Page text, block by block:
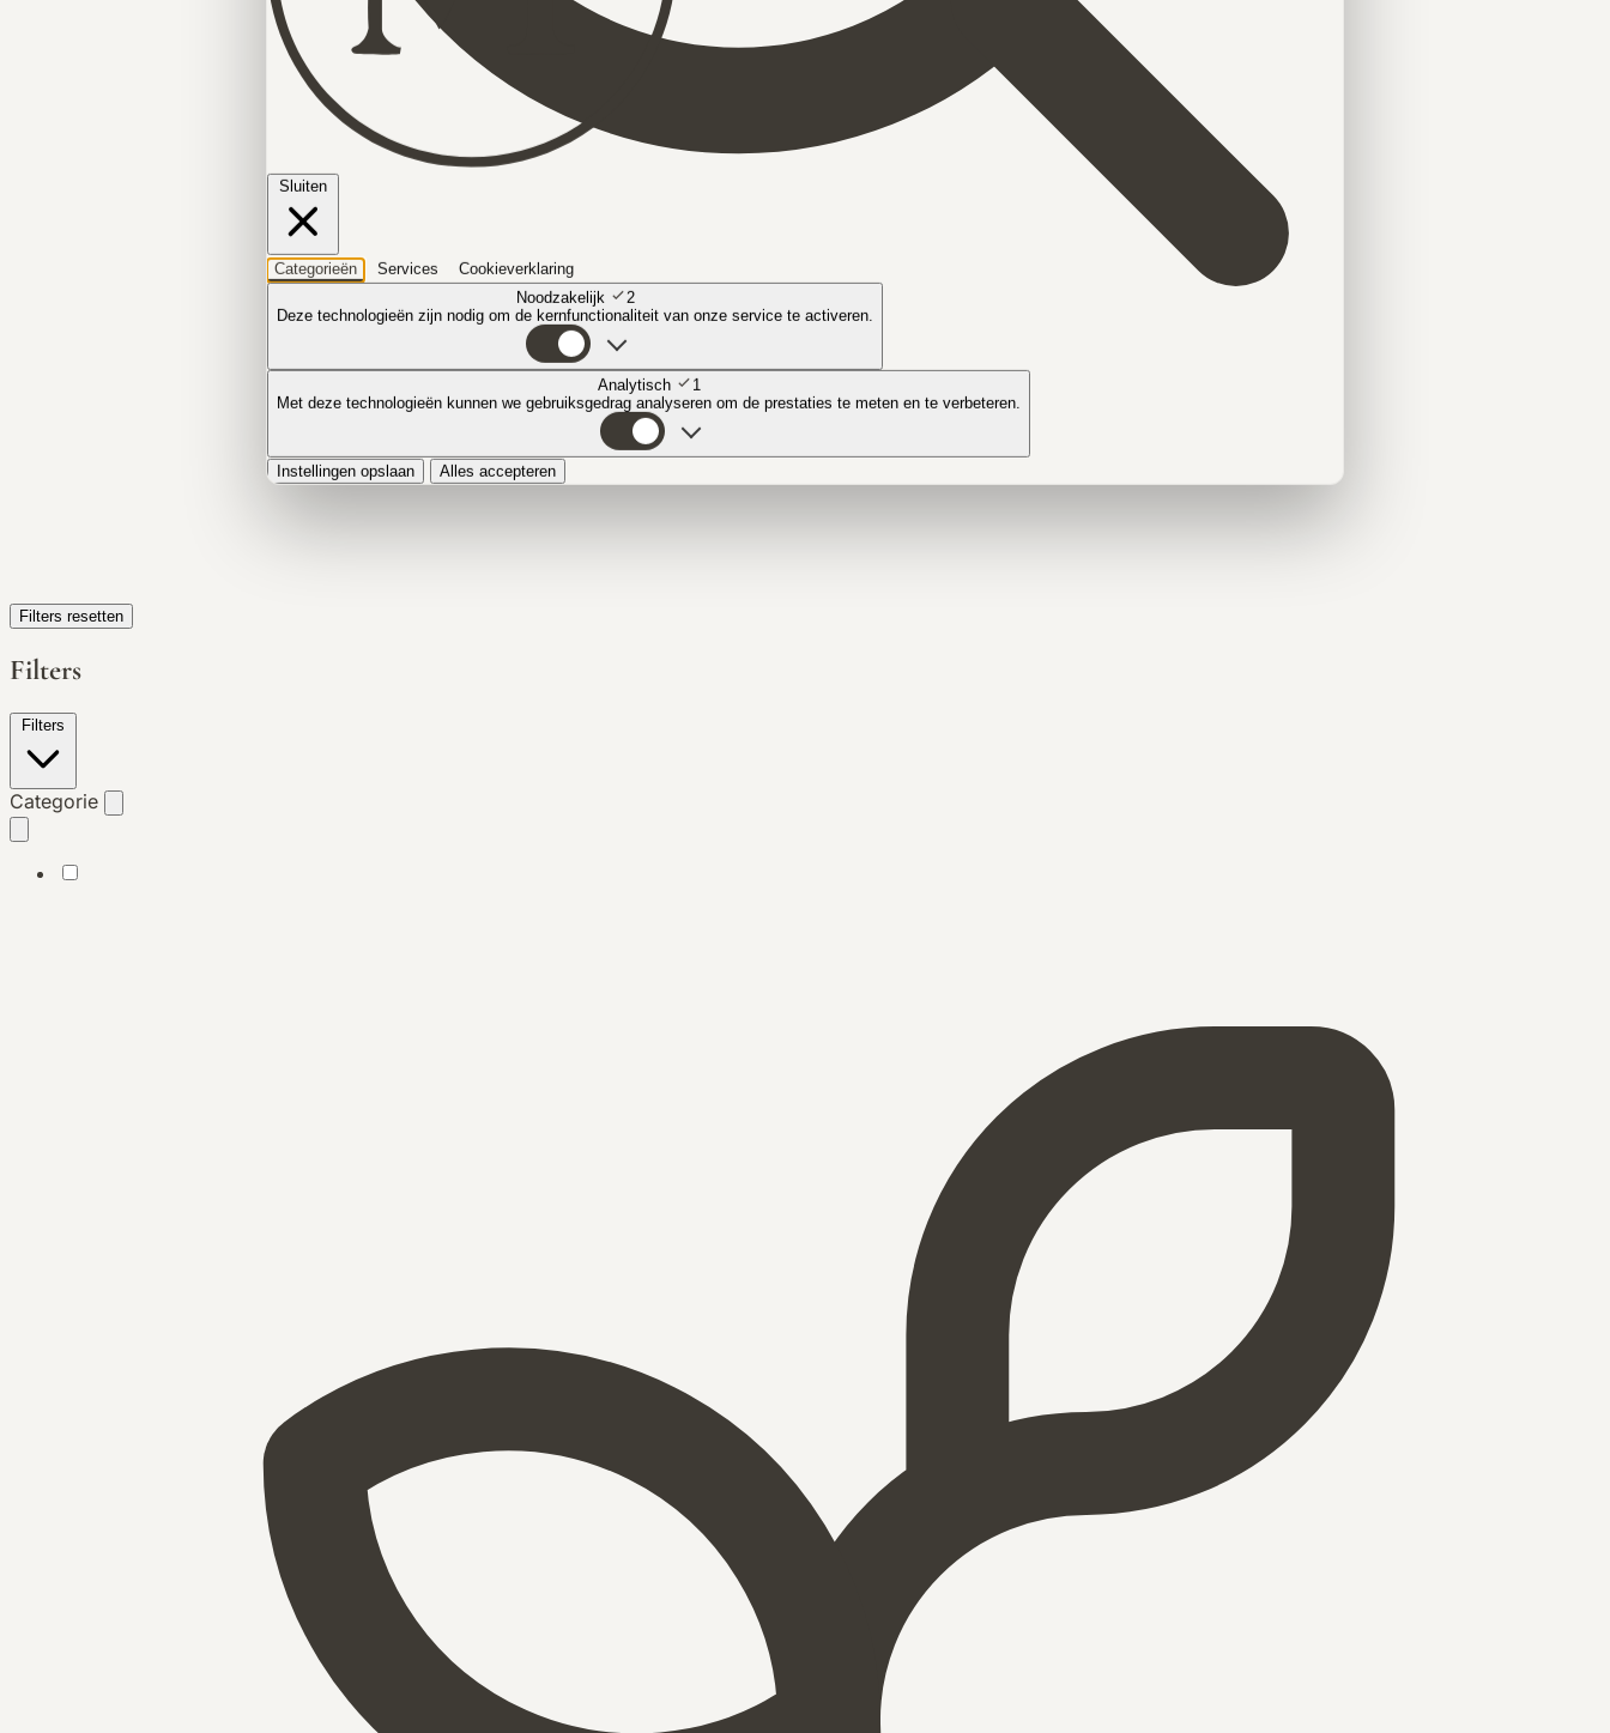
Filters resetten
Filters
Filters
Categorie
Sluiten
Categorieën Services
Cookieverklaring
Noodzakelijk
2
Deze technologieën zijn nodig om de kernfunctionaliteit van onze service te activeren.
Analytisch
1
Met deze technologieën kunnen we gebruiksgedrag analyseren om de prestaties te meten en te verbeteren.
Instellingen opslaan Alles accepteren